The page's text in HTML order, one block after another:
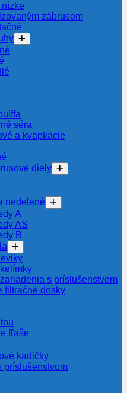
zábrusom
séra
a kvapkacie
diely
nedelené
A
AS
B
s príslušenstvom
filtračné dosky
fľaše
kadičky
príslušenstvom